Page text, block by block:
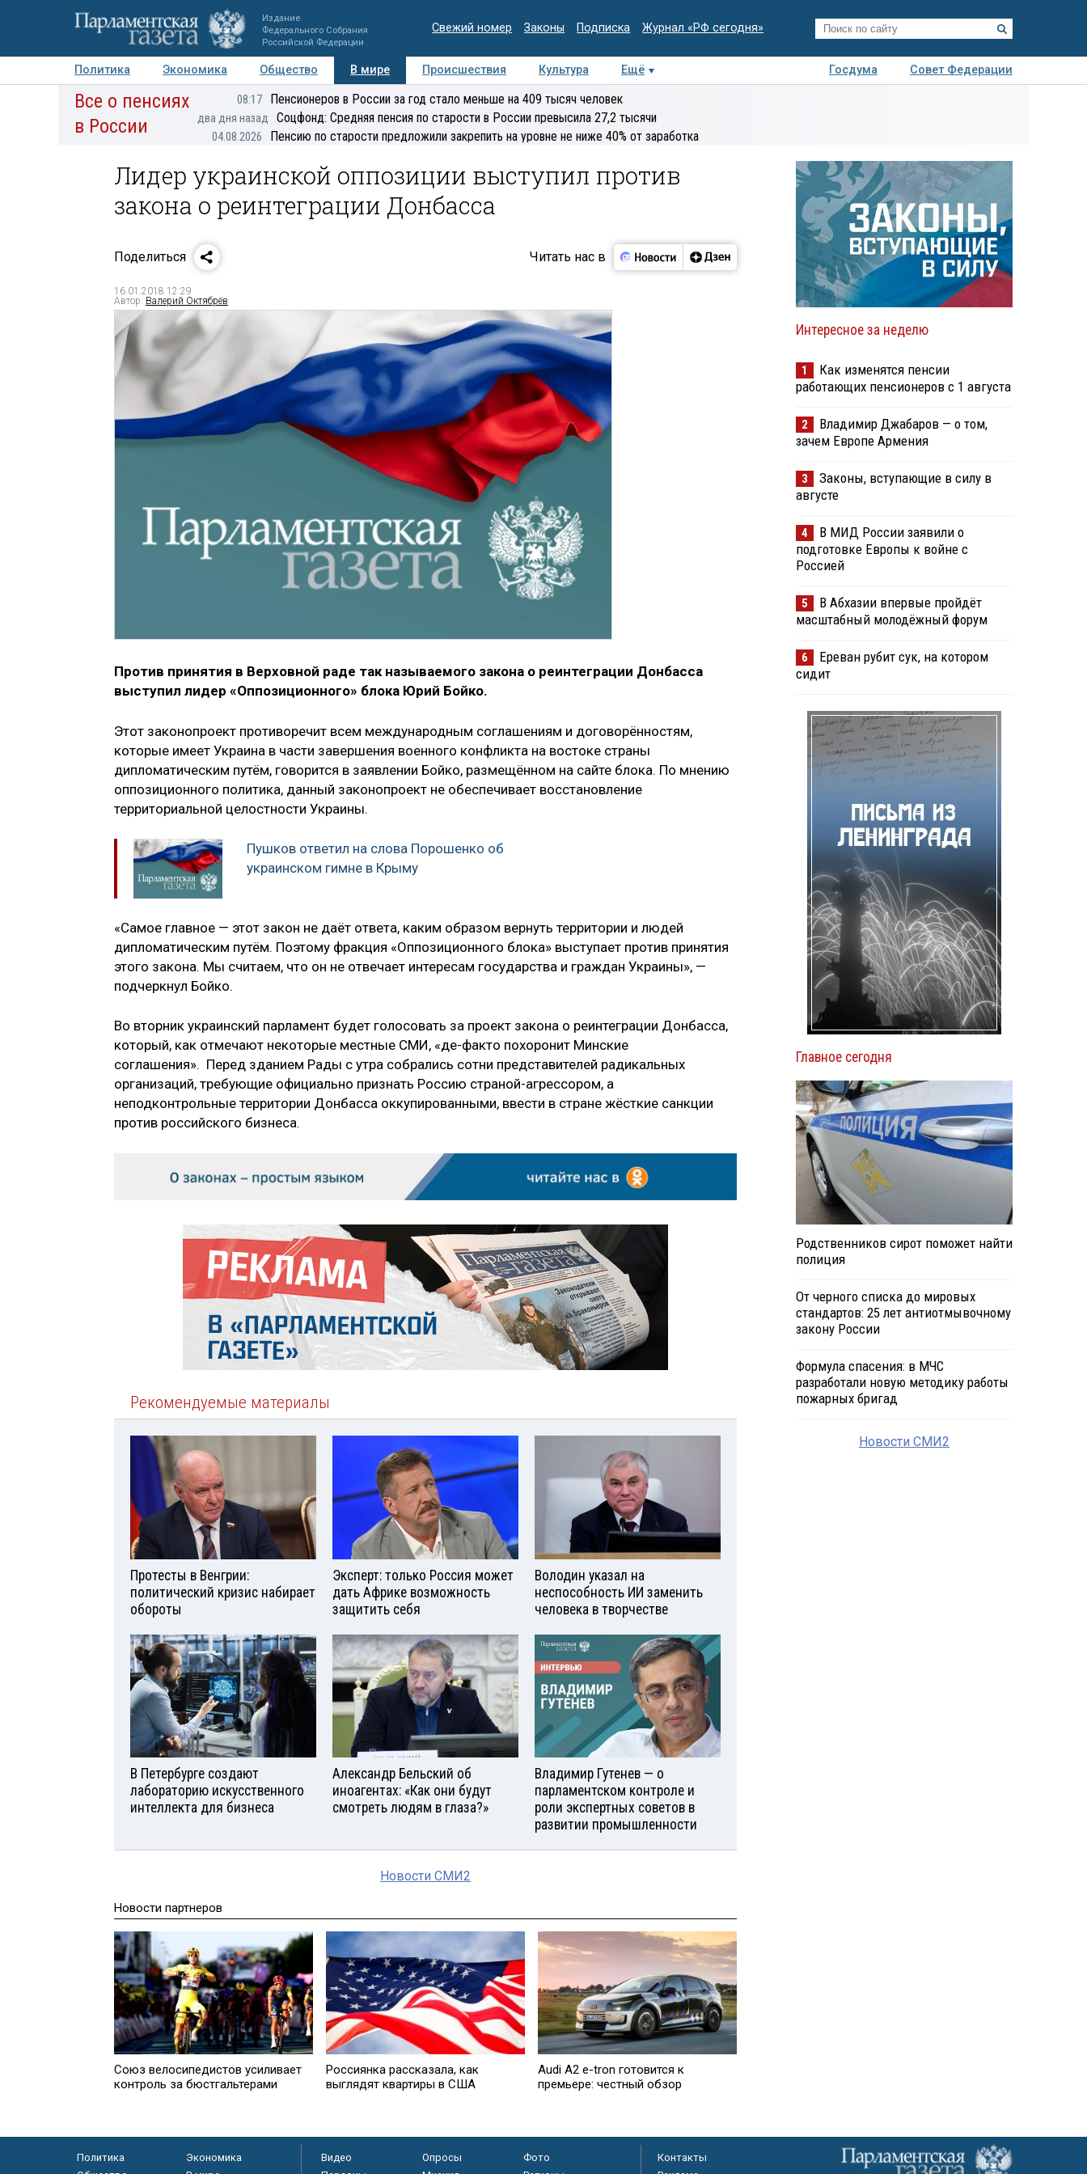
Издание
Федерального Собрания
Российской Федерации
Свежий номер Законы Подписка Журнал «РФ сегодня»
Политика Экономика Общество В мире Происшествия Культура Ещё Госдума
Совет Федерации
Авторы Персоны Мнения Регионы Медиацентр Интервью Колумнисты
Все о пенсиях
в России
08:17 Пенсионеров в России за год стало меньше на 409 тысяч человек
два дня назад Соцфонд: Средняя пенсия по старости в России превысила 27,2 тысячи
04.08.2026 Пенсию по старости предложили закрепить на уровне не ниже 40% от заработка
Лидер украинской оппозиции выступил против
закона о реинтеграции Донбасса
Поделиться Читать нас в
16.01.2018 12:29
Автор: Валерий Октябрёв
Против принятия в Верховной раде так называемого закона о реинтеграции Донбасса
выступил лидер «Оппозиционного» блока Юрий Бойко.
Этот законопроект противоречит всем международным соглашениям и договорённостям,
которые имеет Украина в части завершения военного конфликта на востоке страны
дипломатическим путём, говорится в заявлении Бойко, размещённом на сайте блока. По мнению
оппозиционного политика, данный законопроект не обеспечивает восстановление
территориальной целостности Украины.
Пушков ответил на слова Порошенко об
украинском гимне в Крыму
«Самое главное — этот закон не даёт ответа, каким образом вернуть территории и людей
дипломатическим путём. Поэтому фракция «Оппозиционного блока» выступает против принятия
этого закона. Мы считаем, что он не отвечает интересам государства и граждан Украины», —
подчеркнул Бойко.
Во вторник украинский парламент будет голосовать за проект закона о реинтеграции Донбасса,
который, как отмечают некоторые местные СМИ, «де-факто похоронит Минские
соглашения». Перед зданием Рады с утра собрались сотни представителей радикальных
организаций, требующие официально признать Россию страной-агрессором, а
неподконтрольные территории Донбасса оккупированными, ввести в стране жёсткие санкции
против российского бизнеса.
Рекомендуемые материалы
Протесты в Венгрии:
политический кризис набирает
обороты
Эксперт: только Россия может
дать Африке возможность
защитить себя
Володин указал на
неспособность ИИ заменить
человека в творчестве
В Петербурге создают
лабораторию искусственного
интеллекта для бизнеса
Александр Бельский об
иноагентах: «Как они будут
смотреть людям в глаза?»
Владимир Гутенев — о
парламентском контроле и
роли экспертных советов в
развитии промышленности
Новости СМИ2
Новости партнеров
Союз велосипедистов усиливает
контроль за бюстгальтерами
Россиянка рассказала, как
выглядят квартиры в США
Audi A2 e-tron готовится к
премьере: честный обзор
Интересное за неделю
1
Как изменятся пенсии
работающих пенсионеров с 1 августа
2
Владимир Джабаров — о том,
зачем Европе Армения
3
Законы, вступающие в силу в
августе
4
В МИД России заявили о
подготовке Европы к войне с
Россией
5
В Абхазии впервые пройдёт
масштабный молодёжный форум
6
Ереван рубит сук, на котором
сидит
Главное сегодня
Родственников сирот поможет найти
полиция
От черного списка до мировых
стандартов: 25 лет антиотмывочному
закону России
Формула спасения: в МЧС
разработали новую методику работы
пожарных бригад
Новости СМИ2
Политика
Экономика
Видео Опросы
Фото
Контакты